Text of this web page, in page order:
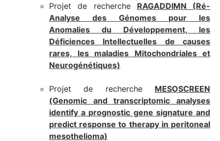
Projet de recherche RAGADDIMN (Ré-
Analyse des Génomes pour les
Anomalies du Développement, les
Déficiences Intellectuelles de causes
rares, les maladies Mitochondriales et
Neurogénétiques)
Projet de recherche MESOSCREEN
(Genomic and transcriptomic analyses
identify a prognostic gene signature and
predict response to therapy in peritoneal
mesothelioma)